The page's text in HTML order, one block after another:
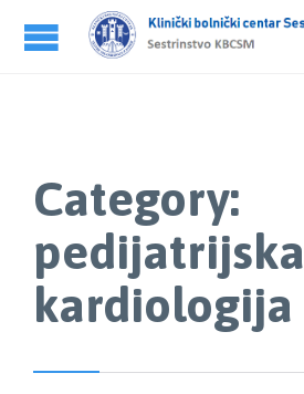
Category:
pedijatrijska
kardiologija